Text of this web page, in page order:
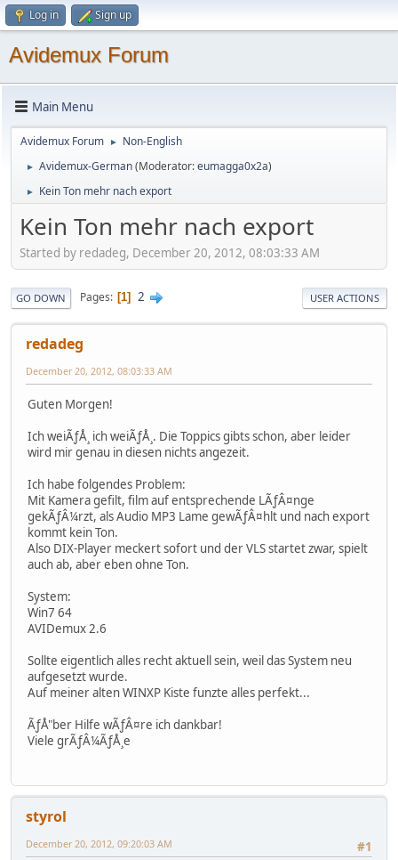
Log in Sign up
Avidemux Forum
Main Menu
Avidemux Forum ► Non-English
► Avidemux-German(Moderator:eumagga0x2a)
► Kein Ton mehr nach export
Kein Ton mehr nach export
Started by redadeg, December 20, 2012, 08:03:33 AM
GO DOWN Pages 1 2 USER ACTIONS
redadeg
December 20, 2012, 08:03:33 AM
Guten Morgen!
Ich weiÃƒÅ¸ ich weiÃƒÅ¸. Die Toppics gibts schon, aber leider
wird mir genau in diesen nichts angezeit.
Ich habe folgendes Problem:
Mit Kamera gefilt, film auf entsprechende LÃƒÂ¤nge
gekÃƒÂ¼rzt, als Audio MP3 Lame gewÃƒÂ¤hlt und nach export
kommt kein Ton.
Also DIX-Player meckert sofort und der VLS startet zwar, spielt
auch ab, aber eben ohne Ton.
System:
Win7 64
AVIDemux 2.6
Sollte eigentlich alles recht aktuell sein, weil das System neu
aufgesetzt wurde.
Auf meiner alten WINXP Kiste funzte alles perfekt...
ÃƒÅ"ber Hilfe wÃƒÂ¤re ich dankbar!
Viele grÃƒÂ¼ÃƒÅ¸e
styrol
#1
December 20, 2012, 09:20:03 AM